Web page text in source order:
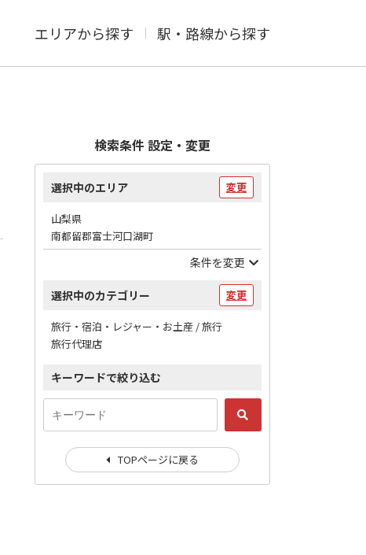
エリアから探す 駅・路線から探す
検索条件 設定・変更
選択中のエリア 変更
山梨県
南都留郡富士河口湖町
条件を変更
選択中のカテゴリー 変更
旅行・宿泊・レジャー・お土産 / 旅行
旅行代理店
キーワードで絞り込む
TOPページに戻る